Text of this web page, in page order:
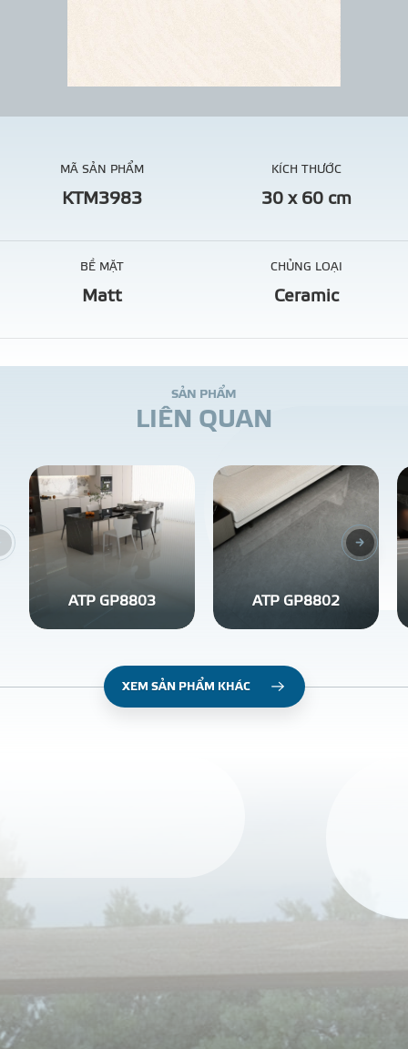
MÃ SẢN PHẨM
KTM3983
KÍCH THƯỚC
30 x 60 cm
BỀ MẶT
Matt
CHỦNG LOẠI
Ceramic
SẢN PHẨM
LIÊN QUAN
ATP GP8803 ATP GP8802
XEM SẢN PHẨM KHÁC